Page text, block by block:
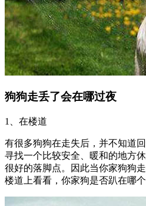
狗狗走丢了会在哪过夜
1、在楼道
有很多狗狗在走失后，并不知道
寻找一个比较安全、暖和的地方
很好的落脚点。因此当你家狗狗
楼道上看看，你家狗是否趴在哪个